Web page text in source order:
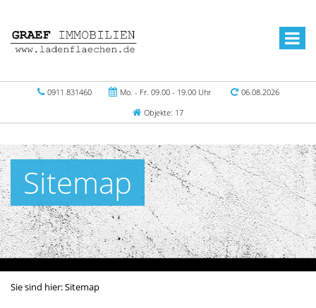
0911 831460 Mo. - Fr. 09.00 - 19.00 Uhr
06.08.2026
Objekte: 17
Sitemap
Sie sind hier:Sitemap